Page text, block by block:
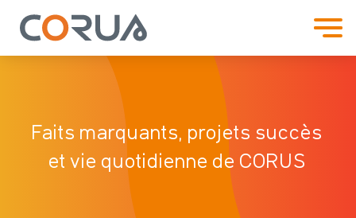
Faits marquants, projets succès
et vie quotidienne de CORUS